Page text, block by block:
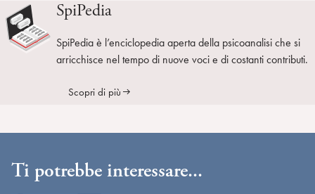
SpiPedia
SpiPedia è l’enciclopedia aperta della psicoanalisi che si
arricchisce nel tempo di nuove voci e di costanti contributi.
Scopri di più
Ti potrebbe interessare...